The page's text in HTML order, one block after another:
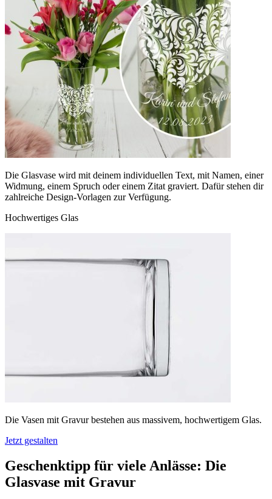
Die Glasvase wird mit deinem individuellen Text, mit Namen, einer
Widmung, einem Spruch oder einem Zitat graviert. Dafür stehen dir
zahlreiche Design-Vorlagen zur Verfügung.
Hochwertiges Glas
Die Vasen mit Gravur bestehen aus massivem, hochwertigem Glas.
Jetzt gestalten
Geschenktipp für viele Anlässe: Die
Glasvase mit Gravur